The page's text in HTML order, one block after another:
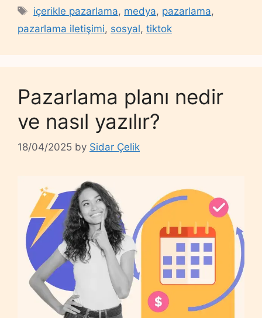
Tags
içerikle pazarlama, medya, pazarlama,
pazarlama iletişimi, sosyal, tiktok
Pazarlama planı nedir
ve nasıl yazılır?
18/04/2025 by Sidar Çelik